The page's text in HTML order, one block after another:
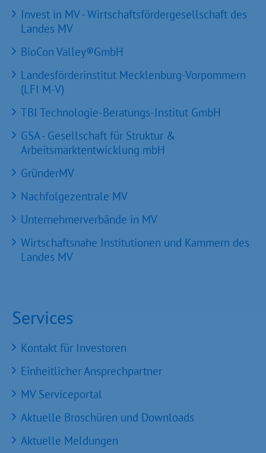
Invest in MV - Wirtschaftsfördergesellschaft des
Landes MV
BioCon Valley®GmbH
Landesförderinstitut Mecklenburg-Vorpommern
(LFI M-V)
TBI Technologie-Beratungs-Institut GmbH
GSA - Gesellschaft für Struktur &
Arbeitsmarktentwicklung mbH
GründerMV
Nachfolgezentrale MV
Unternehmerverbände in MV
Wirtschaftsnahe Institutionen und Kammern des
Landes MV
Services
Kontakt für Investoren
Einheitlicher Ansprechpartner
MV Serviceportal
Aktuelle Broschüren und Downloads
Aktuelle Meldungen